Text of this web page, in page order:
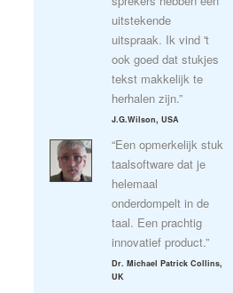
uitstekende
uitspraak. Ik vind 't
ook goed dat stukjes
tekst makkelijk te
herhalen zijn.”
J.G.Wilson, USA
“Een opmerkelijk stuk
taalsoftware dat je
helemaal
onderdompelt in de
taal. Een prachtig
innovatief product.”
Dr. Michael Patrick Collins,
UK